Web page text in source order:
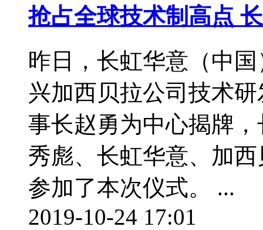
抢占全球技术制高点
昨日，长虹华意（中
兴加西贝拉公司技术
事长赵勇为中心揭牌
秀彪、长虹华意、加
参加了本次仪式。 ...
2019-10-24 17:01